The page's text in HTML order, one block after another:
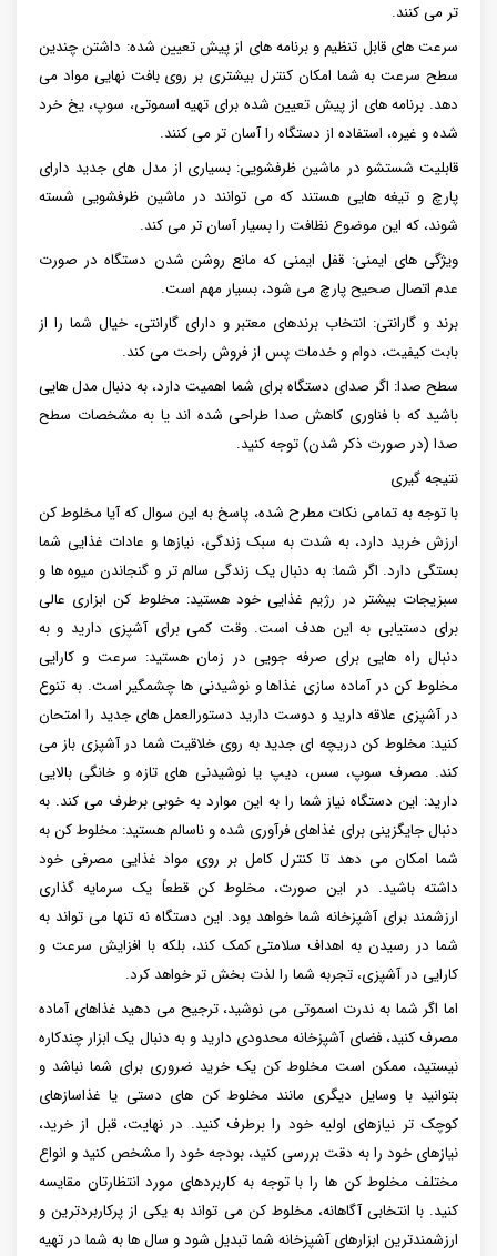
تر می کنند.
سرعت های قابل تنظیم و برنامه های از پیش تعیین شده: داشتن چندین
سطح سرعت به شما امکان کنترل بیشتری بر روی بافت نهایی مواد می
دهد. برنامه های از پیش تعیین شده برای تهیه اسموتی، سوپ، یخ خرد
شده و غیره، استفاده از دستگاه را آسان تر می کنند.
قابلیت شستشو در ماشین ظرفشویی: بسیاری از مدل های جدید دارای
پارچ و تیغه هایی هستند که می توانند در ماشین ظرفشویی شسته
شوند، که این موضوع نظافت را بسیار آسان تر می کند.
ویژگی های ایمنی: قفل ایمنی که مانع روشن شدن دستگاه در صورت
عدم اتصال صحیح پارچ می شود، بسیار مهم است.
برند و گارانتی: انتخاب برندهای معتبر و دارای گارانتی، خیال شما را از
بابت کیفیت، دوام و خدمات پس از فروش راحت می کند.
سطح صدا: اگر صدای دستگاه برای شما اهمیت دارد، به دنبال مدل هایی
باشید که با فناوری کاهش صدا طراحی شده اند یا به مشخصات سطح
صدا (در صورت ذکر شدن) توجه کنید.
نتیجه گیری
با توجه به تمامی نکات مطرح شده، پاسخ به این سوال که آیا مخلوط کن
ارزش خرید دارد، به شدت به سبک زندگی، نیازها و عادات غذایی شما
بستگی دارد. اگر شما: به دنبال یک زندگی سالم تر و گنجاندن میوه ها و
سبزیجات بیشتر در رژیم غذایی خود هستید: مخلوط کن ابزاری عالی
برای دستیابی به این هدف است. وقت کمی برای آشپزی دارید و به
دنبال راه هایی برای صرفه جویی در زمان هستید: سرعت و کارایی
مخلوط کن در آماده سازی غذاها و نوشیدنی ها چشمگیر است. به تنوع
در آشپزی علاقه دارید و دوست دارید دستورالعمل های جدید را امتحان
کنید: مخلوط کن دریچه ای جدید به روی خلاقیت شما در آشپزی باز می
کند. مصرف سوپ، سس، دیپ یا نوشیدنی های تازه و خانگی بالایی
دارید: این دستگاه نیاز شما را به این موارد به خوبی برطرف می کند. به
دنبال جایگزینی برای غذاهای فرآوری شده و ناسالم هستید: مخلوط کن به
شما امکان می دهد تا کنترل کامل بر روی مواد غذایی مصرفی خود
داشته باشید. در این صورت، مخلوط کن قطعاً یک سرمایه گذاری
ارزشمند برای آشپزخانه شما خواهد بود. این دستگاه نه تنها می تواند به
شما در رسیدن به اهداف سلامتی کمک کند، بلکه با افزایش سرعت و
کارایی در آشپزی، تجربه شما را لذت بخش تر خواهد کرد.
اما اگر شما به ندرت اسموتی می نوشید، ترجیح می دهید غذاهای آماده
مصرف کنید، فضای آشپزخانه محدودی دارید و به دنبال یک ابزار چندکاره
نیستید، ممکن است مخلوط کن یک خرید ضروری برای شما نباشد و
بتوانید با وسایل دیگری مانند مخلوط کن های دستی یا غذاسازهای
کوچک تر نیازهای اولیه خود را برطرف کنید. در نهایت، قبل از خرید،
نیازهای خود را به دقت بررسی کنید، بودجه خود را مشخص کنید و انواع
مختلف مخلوط کن ها را با توجه به کاربردهای مورد انتظارتان مقایسه
کنید. با انتخابی آگاهانه، مخلوط کن می تواند به یکی از پرکاربردترین و
ارزشمندترین ابزارهای آشپزخانه شما تبدیل شود و سال ها به شما در تهیه